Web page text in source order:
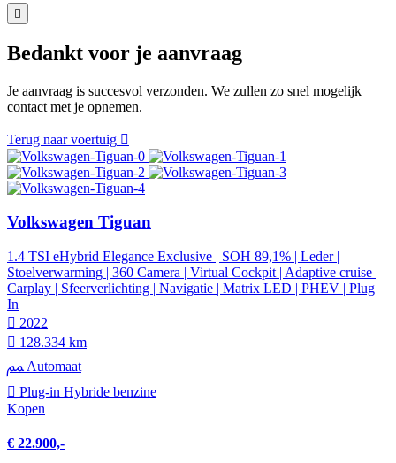
Bedankt voor je aanvraag
Je aanvraag is succesvol verzonden. We zullen zo snel mogelijk
contact met je opnemen.
Terug naar voertuig
Volkswagen Tiguan
1.4 TSI eHybrid Elegance Exclusive | SOH 89,1% | Leder |
Stoelverwarming | 360 Camera | Virtual Cockpit | Adaptive cruise |
Carplay | Sfeerverlichting | Navigatie | Matrix LED | PHEV | Plug
In
2022
128.334 km
Automaat
Plug-in Hybride benzine
Kopen
€ 22.900,-